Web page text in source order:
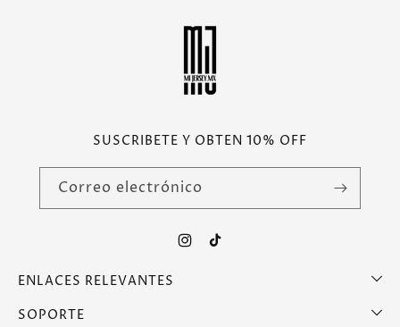
SUSCRIBETE Y OBTEN 10% OFF
Correo electrónico
Instagram
TikTok
ENLACES RELEVANTES
SOPORTE